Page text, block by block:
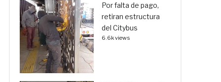
Por falta de pago,
retiran estructura
del Citybus
6.6k views